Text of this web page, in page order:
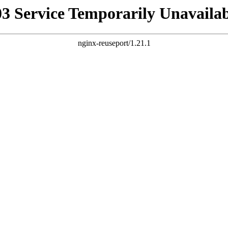
Service Temporarily
nginx-reuseport/1.21.1